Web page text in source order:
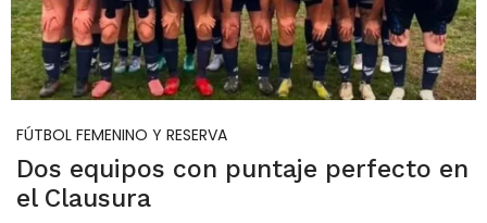
FÚTBOL FEMENINO Y RESERVA
Dos equipos con puntaje perfecto en
el Clausura